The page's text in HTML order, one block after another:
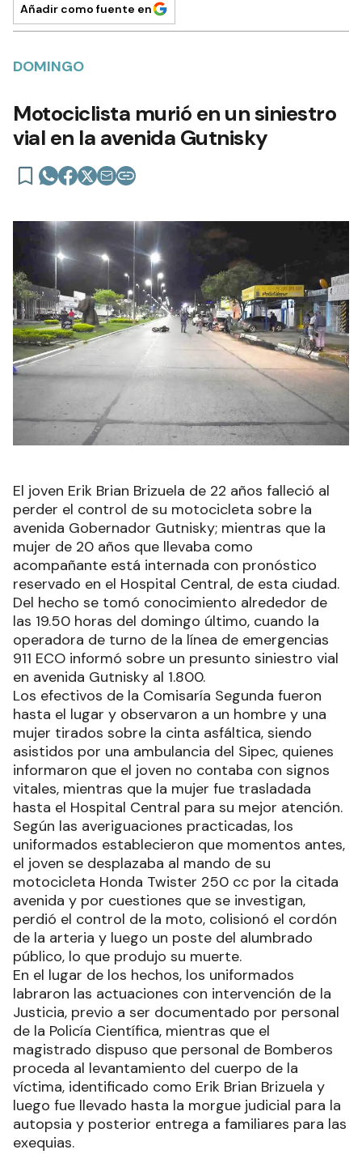
Añadir como fuente en
DOMINGO
Motociclista murió en un siniestro
vial en la avenida Gutnisky
El joven Erik Brian Brizuela de 22 años falleció al
perder el control de su motocicleta sobre la
avenida Gobernador Gutnisky; mientras que la
mujer de 20 años que llevaba como
acompañante está internada con pronóstico
reservado en el Hospital Central, de esta ciudad.
Del hecho se tomó conocimiento alrededor de
las 19.50 horas del domingo último, cuando la
operadora de turno de la línea de emergencias
911 ECO informó sobre un presunto siniestro vial
en avenida Gutnisky al 1.800.
Los efectivos de la Comisaría Segunda fueron
hasta el lugar y observaron a un hombre y una
mujer tirados sobre la cinta asfáltica, siendo
asistidos por una ambulancia del Sipec, quienes
informaron que el joven no contaba con signos
vitales, mientras que la mujer fue trasladada
hasta el Hospital Central para su mejor atención.
Según las averiguaciones practicadas, los
uniformados establecieron que momentos antes,
el joven se desplazaba al mando de su
motocicleta Honda Twister 250 cc por la citada
avenida y por cuestiones que se investigan,
perdió el control de la moto, colisionó el cordón
de la arteria y luego un poste del alumbrado
público, lo que produjo su muerte.
En el lugar de los hechos, los uniformados
labraron las actuaciones con intervención de la
Justicia, previo a ser documentado por personal
de la Policía Científica, mientras que el
magistrado dispuso que personal de Bomberos
proceda al levantamiento del cuerpo de la
víctima, identificado como Erik Brian Brizuela y
luego fue llevado hasta la morgue judicial para la
autopsia y posterior entrega a familiares para las
exequias.